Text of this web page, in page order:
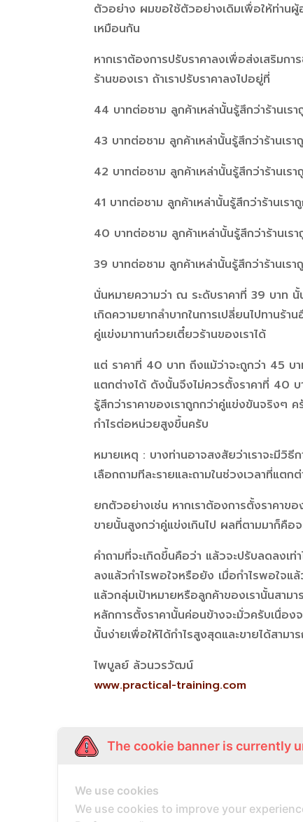
ตัวอย่าง ผมขอใช้ตัวอย่างเดิมเพื่อให้ท่าน
เหมือนกัน
หากเราต้องการปรับราคาลงเพื่อส่งเสริมก
ร้านของเรา ถ้าเราปรับราคาลงไปอยู่ที่
44 บาทต่อชาม ลูกค้าเหล่านั้นรู้สึกว่าร้านเร
43 บาทต่อชาม ลูกค้าเหล่านั้นรู้สึกว่าร้านเร
42 บาทต่อชาม ลูกค้าเหล่านั้นรู้สึกว่าร้านเร
41 บาทต่อชาม ลูกค้าเหล่านั้นรู้สึกว่าร้านเร
40 บาทต่อชาม ลูกค้าเหล่านั้นรู้สึกว่าร้านเ
39 บาทต่อชาม ลูกค้าเหล่านั้นรู้สึกว่าร้านเร
นั่นหมายความว่า ณ ระดับราคาที่ 39 บาท นั้
เกิดความยากลำบากในการเปลี่ยนไปทาน
คู่แข่งมาทานก๋วยเตี๋ยวร้านของเราได้
แต่ ราคาที่ 40 บาท ถึงแม้ว่าจะถูกว่า 45 บ
แตกต่างได้ ดังนั้นจึงไม่ควรตั้งราคาที่ 40 บ
รู้สึกว่าราคาของเราถูกกว่าคู่แข่งขันจริงๆ ค
กำไรต่อหน่วยสูงขึ้นครับ
หมายเหตุ : บางท่านอาจสงสัยว่าเราจะมีวิ
เลือกถามทีละรายและถามในช่วงเวลาที่แตก
ยกตัวอย่างเช่น หากเราต้องการตั้งราคาข
ขายนั้นสูงกว่าคู่แข่งเกินไป ผลที่ตามมาก็คือ
คำถามที่จะเกิดขึ้นคือว่า แล้วจะปรับลดลงเ
ลงแล้วกำไรพอใจหรือยัง เมื่อกำไรพอใจ
แล้วกลุ่มเป้าหมายหรือลูกค้าของเรานั้นสา
หลักการตั้งราคานั้นค่อนข้างจะมั่วครับเนื่อ
นั้นง่ายเพื่อให้ได้กำไรสูงสุดและขายได้สาม
ไพบูลย์ ล้วนวรวัฒน์
www.practical-training.com
The cookie banner is currently
We use cookies
We use cookies to improve your